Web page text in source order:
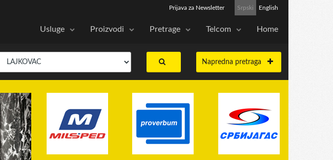
Srpski English
Prijava za Newsletter
Usluge Proizvodi Pretrage Telcom Home
Napredna pretraga